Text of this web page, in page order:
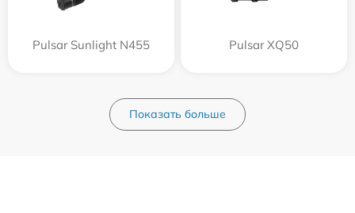
Pulsar Sunlight N455 Pulsar XQ50
Показать больше